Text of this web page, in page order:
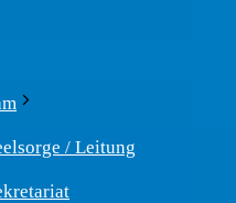
/ Leitung